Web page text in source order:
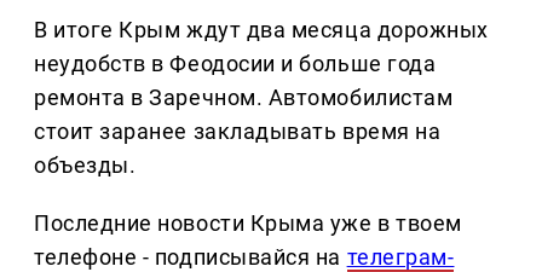
В итоге Крым ждут два месяца дорожных
неудобств в Феодосии и больше года
ремонта в Заречном. Автомобилистам
стоит заранее закладывать время на
объезды.
Последние новости Крыма уже в твоем
телефоне - подписывайся на телеграм-